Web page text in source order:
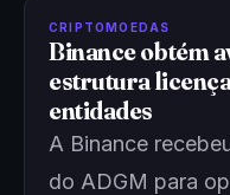
CRIPTOMOEDAS
Binance obtém
estrutura
entidades
A Binance
do ADGM para